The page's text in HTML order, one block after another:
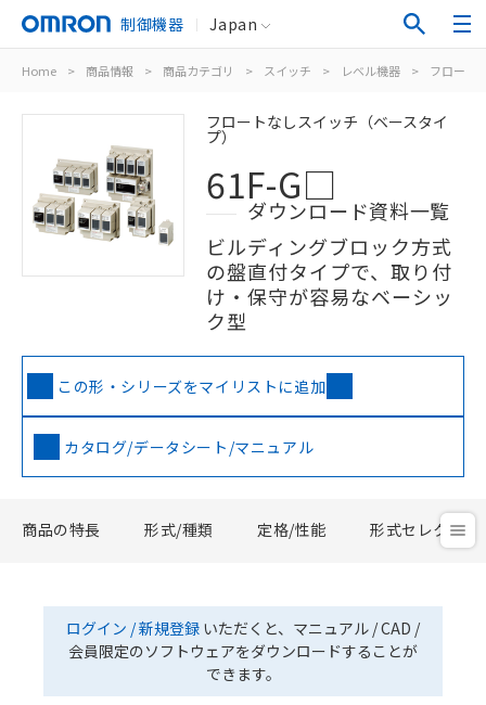
制御機器 Japan
Home > 商品情報 > 商品カテゴリ > スイッチ > レベル機器 > フロート
フロートなしスイッチ（ベースタイ
プ）
61F-G□
ダウンロード資料一覧
ビルディングブロック方式
の盤直付タイプで、取り付
け・保守が容易なベーシッ
ク型
この形・シリーズをマイリストに追加
カタログ/データシート/マニュアル
商品の特長 形式/種類 定格/性能 形式セレクタ
ログイン / 新規登録 いただくと、マニュアル / CAD /
会員限定のソフトウェアをダウンロードすることが
できます。